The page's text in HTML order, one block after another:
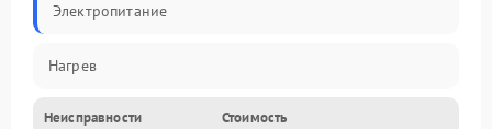
Электропитание
Нагрев
Неисправности Стоимость